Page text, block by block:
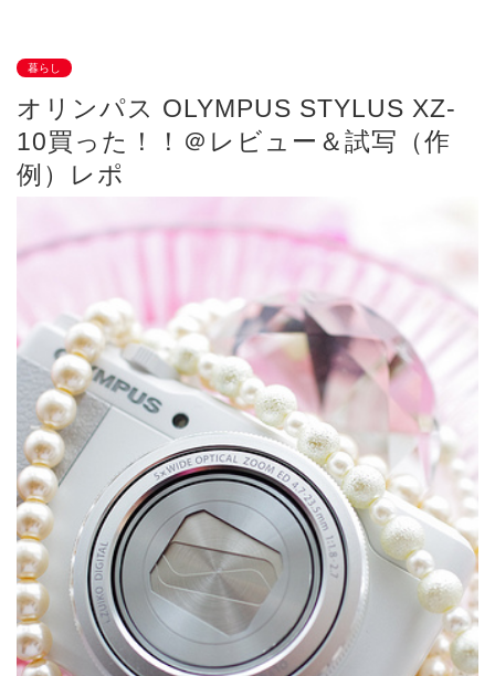
暮らし
オリンパス OLYMPUS STYLUS XZ-
10買った！！＠レビュー＆試写（作
例）レポ